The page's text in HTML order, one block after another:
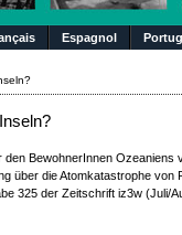
Espagnol
den BewohnerInnen
über die Atomkatastrophe
325 der Zeitschrift iz3w (Juli/